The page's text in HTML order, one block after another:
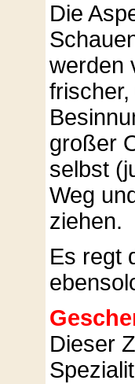
Die
werden
großer
selbst
Weg
ziehen.
Es regt
Dieser